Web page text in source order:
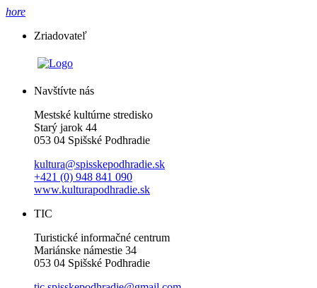
hore
Zriadovateľ
Navštívte nás
Mestské kultúrne stredisko
Starý jarok 44
053 04 Spišské Podhradie
kultura@spisskepodhradie.sk
+421 (0) 948 841 090
www.kulturapodhradie.sk
TIC
Turistické informačné centrum
Mariánske námestie 34
053 04 Spišské Podhradie